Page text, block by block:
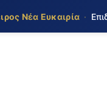
Νέα Ευκαιρία ·